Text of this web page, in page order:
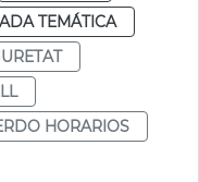
TEMÁTICA
HORARIOS